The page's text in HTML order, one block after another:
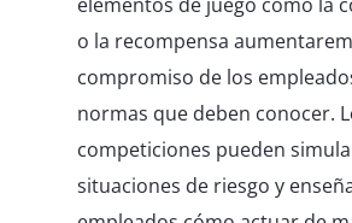
o la recompensa
compromiso de los
normas que deben conocer.
competiciones pueden
situaciones de riesgo y